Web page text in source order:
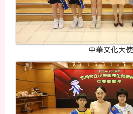
中華文化大使